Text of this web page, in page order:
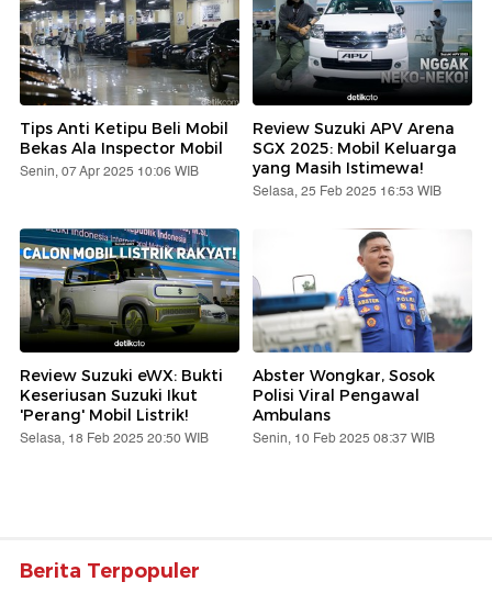
Tips Anti Ketipu Beli Mobil
Bekas Ala Inspector Mobil
Senin, 07 Apr 2025 10:06 WIB
Review Suzuki APV Arena
SGX 2025: Mobil Keluarga
yang Masih Istimewa!
Selasa, 25 Feb 2025 16:53 WIB
Review Suzuki eWX: Bukti
Keseriusan Suzuki Ikut
'Perang' Mobil Listrik!
Selasa, 18 Feb 2025 20:50 WIB
Abster Wongkar, Sosok
Polisi Viral Pengawal
Ambulans
Senin, 10 Feb 2025 08:37 WIB
Berita Terpopuler